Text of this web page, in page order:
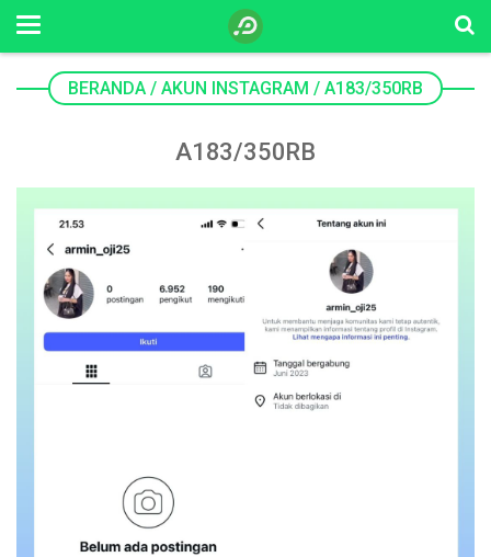
BERANDA / AKUN INSTAGRAM / A183/350RB
A183/350RB